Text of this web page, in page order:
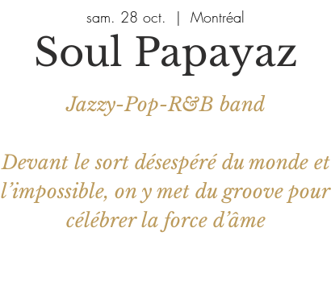
sam. 28 oct.
  |
Montréal
Soul Papayaz
Jazzy-Pop-R&B band
Devant le sort désespéré du monde et
l’impossible, on y met du groove pour
célébrer la force d’âme